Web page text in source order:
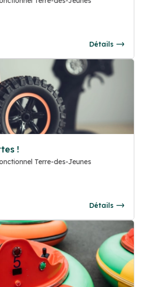
Détails
!
Terre-des-Jeunes
Détails